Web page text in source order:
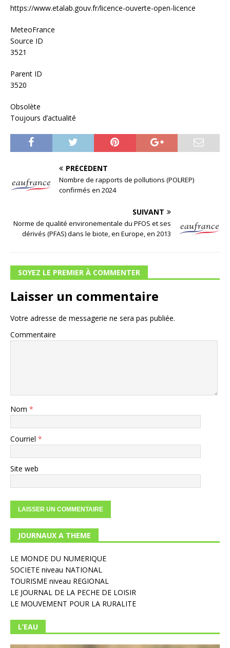
https://www.etalab.gouv.fr/licence-ouverte-open-licence
MeteoFrance
Source ID
3521
Parent ID
3520
Obsolète
Toujours d’actualité
PRÉCÉDENT
Nombre de rapports de pollutions (POLREP)
confirmés en 2024
SUIVANT
Norme de qualité environementale du PFOS et ses
dérivés (PFAS) dans le biote, en Europe, en 2013
SOYEZ LE PREMIER À COMMENTER
Laisser un commentaire
Votre adresse de messagerie ne sera pas publiée.
Commentaire
Nom *
Courriel *
Site web
JOURNAUX A THEME
LE MONDE DU NUMERIQUE
SOCIETE niveau NATIONAL
TOURISME niveau REGIONAL
LE JOURNAL DE LA PECHE DE LOISIR
LE MOUVEMENT POUR LA RURALITE
L’EAU